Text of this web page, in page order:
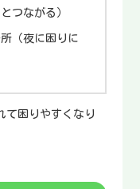
つながる）
（夜に困りに
て困りやすくなり